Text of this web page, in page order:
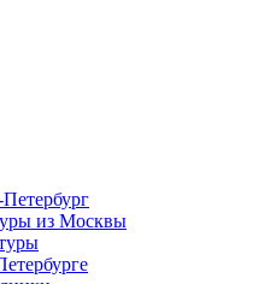
из Москвы